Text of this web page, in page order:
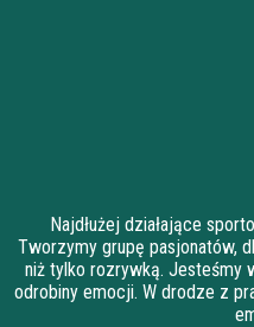
Najdłużej działające
Tworzymy grupę pasjonatów,
niż tylko rozrywką. Jesteśmy
odrobiny emocji. W drodze z